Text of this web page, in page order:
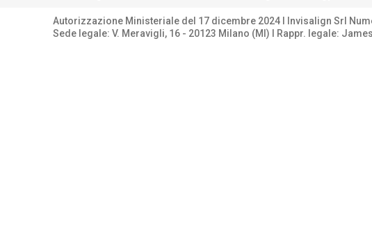
Autorizzazione Ministeriale del 17 dicembre 2024 I lnvisalign Srl
Sede legale: V. Meravigli, 16 - 20123 Milano (Ml) I Rappr. legale: